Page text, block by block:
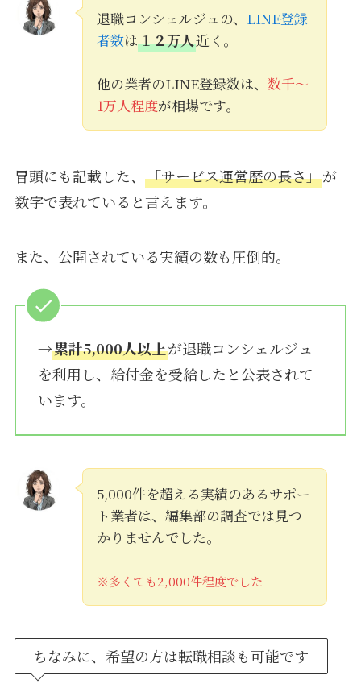
退職コンシェルジュの、 LINE登録
者数は１２万人近く。
他の業者のLINE登録数は、 数千〜
1万人程度が相場です。
冒頭にも記載した、 「サービス運営歴の長さ」が
数字で表れていると言えます。
また、公開されている実績の数も圧倒的。
→累計5,000人以上が退職コンシェルジュ
を利用し、給付金を受給したと公表されて
います。
5,000件を超える実績のあるサポー
ト業者は、編集部の調査では見つ
かりませんでした。
※多くても2,000件程度でした
ちなみに、希望の方は転職相談も可能です